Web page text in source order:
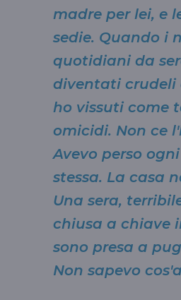
madre per lei, e
sedie. Quando i
quotidiani da
diventati crudeli
ho vissuti come
omicidi. Non ce
Avevo perso
stessa. La casa
Una sera,
chiusa a chiave
sono presa a
Non sapevo